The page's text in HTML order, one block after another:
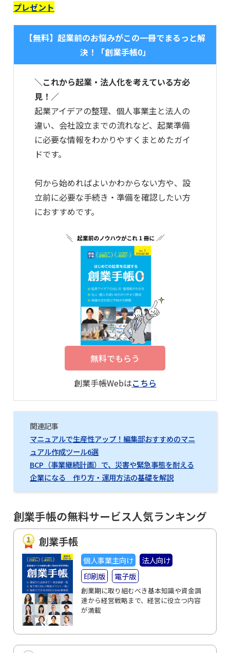
プレゼント
【無料】起業前のお悩みがこの一冊でまるっと解
決！「創業手帳0」
＼これから起業・法人化を考えている方必
見！／
起業アイデアの整理、個人事業主と法人の
違い、会社設立までの流れなど、起業準備
に必要な情報をわかりやすくまとめたガイ
ドです。
何から始めればよいかわからない方や、設
立前に必要な手続き・準備を確認したい方
におすすめです。
無料でもらう
創業手帳Webはこちら
関連記事
マニュアルで生産性アップ！編集部おすすめのマニ
ュアル作成ツール6選
BCP（事業継続計画）で、災害や緊急事態を耐える
企業になる 作り方・運用方法の基礎を解説
創業手帳の無料サービス人気ランキング
創業手帳
個人事業主向け
法人向け
印刷版
電子版
創業期に取り組むべき基本知識や資金調
達から経営戦略まで、経営に役立つ内容
が満載